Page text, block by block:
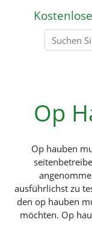
Op
Op hauben
ausführlichst zu
den op hauben
möchten. Op